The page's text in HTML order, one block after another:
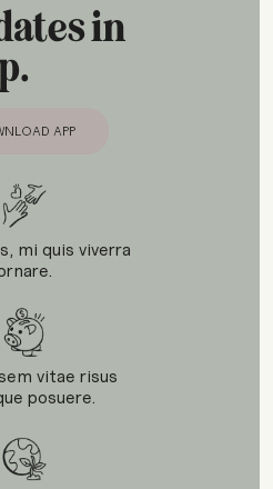
in
APP
APP
mi quis viverra
vitae risus
posuere.